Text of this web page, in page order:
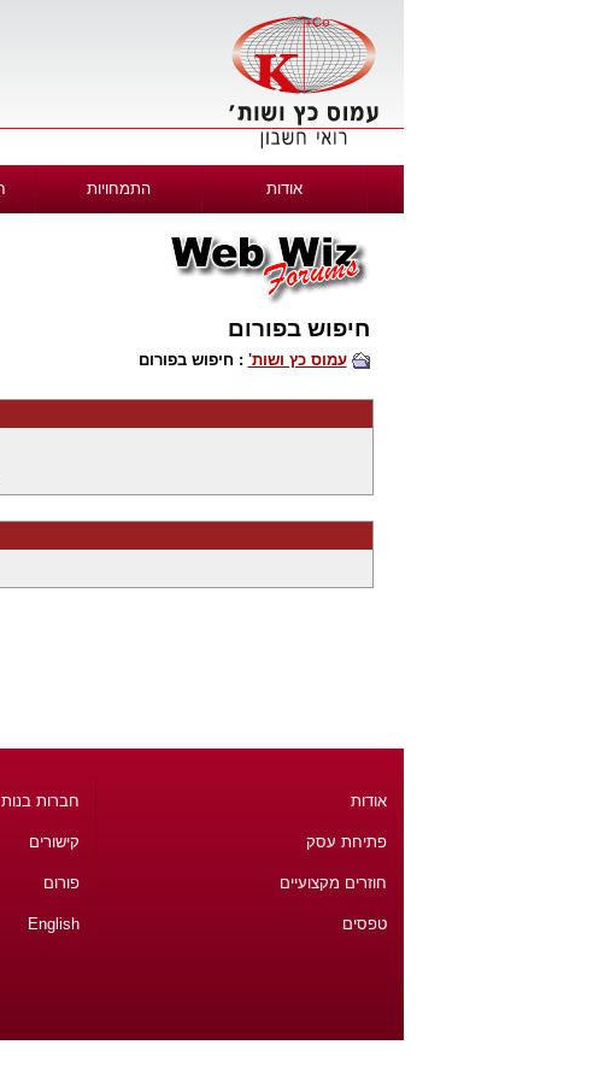
אודות התמחויות
חיפוש בפורום
עמוס כץ ושות' : חיפוש בפורום
אודות
פתיחת עסק
חוזרים מקצועיים
טפסים
חברות בנות
קישורים
פורום
English